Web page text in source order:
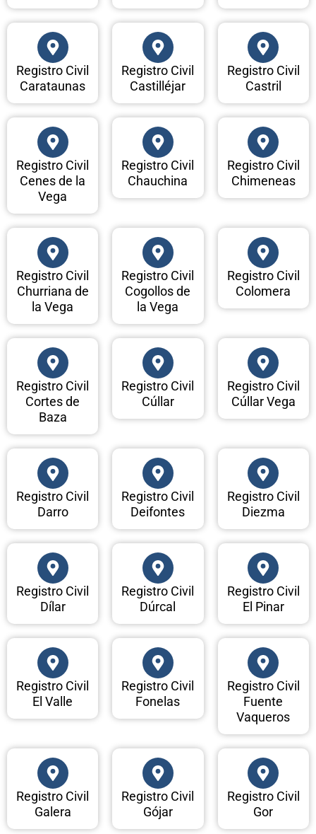
Registro Civil
Carataunas
Registro Civil
Castilléjar
Registro Civil
Castril
Registro Civil
Cenes de la
Vega
Registro Civil
Chauchina
Registro Civil
Chimeneas
Registro Civil
Churriana de
la Vega
Registro Civil
Cogollos de
la Vega
Registro Civil
Colomera
Registro Civil
Cortes de
Baza
Registro Civil
Cúllar
Registro Civil
Cúllar Vega
Registro Civil
Darro
Registro Civil
Deifontes
Registro Civil
Diezma
Registro Civil
Dílar
Registro Civil
Dúrcal
Registro Civil
El Pinar
Registro Civil
El Valle
Registro Civil
Fonelas
Registro Civil
Fuente
Vaqueros
Registro Civil
Galera
Registro Civil
Gójar
Registro Civil
Gor